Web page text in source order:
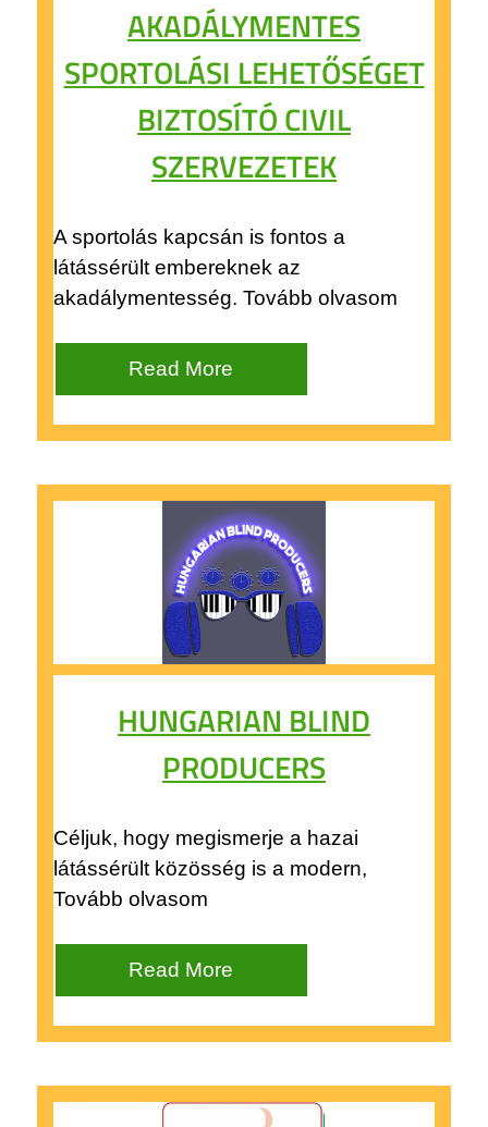
AKADÁLYMENTES
SPORTOLÁSI LEHETŐSÉGET
BIZTOSÍTÓ CIVIL
SZERVEZETEK
A sportolás kapcsán is fontos a
látássérült embereknek az
akadálymentesség. Tovább olvasom
Read More
HUNGARIAN BLIND
PRODUCERS
Céljuk, hogy megismerje a hazai
látássérült közösség is a modern,
Tovább olvasom
Read More